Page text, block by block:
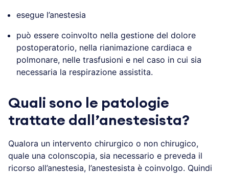
esegue l’anestesia
può essere coinvolto nella gestione del dolore
postoperatorio, nella rianimazione cardiaca e
polmonare, nelle trasfusioni e nel caso in cui sia
necessaria la respirazione assistita.
Quali sono le patologie
trattate dall’anestesista?
Qualora un intervento chirurgico o non chirugico,
quale una colonscopia, sia necessario e preveda il
ricorso all’anestesia, l’anestesista è coinvolgo. Quindi